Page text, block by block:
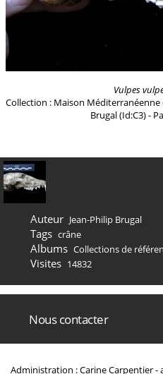
Vulpes
Collection : Maison
Brugal (Id:C3) -
Auteur Jean-Philip Brugal
Tags crâne
Albums Collections de
Visites 14832
Nous contacter
Administration : Carine Carpentier -